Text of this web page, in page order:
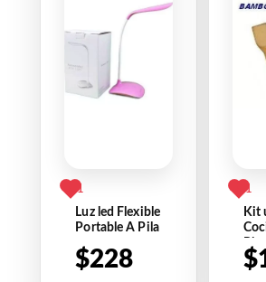
1
Luz led Flexible
Portable A Pila
$228
1
Kit
$